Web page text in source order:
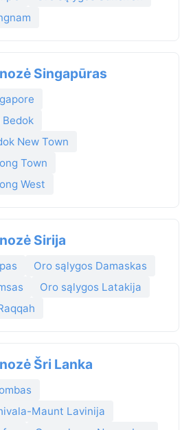
Singapūras
Bedok
New Town
Town
West
Sirija
Oro sąlygos Damaskas
Oro sąlygos Latakija
Šri Lanka
Maunt Lavinija